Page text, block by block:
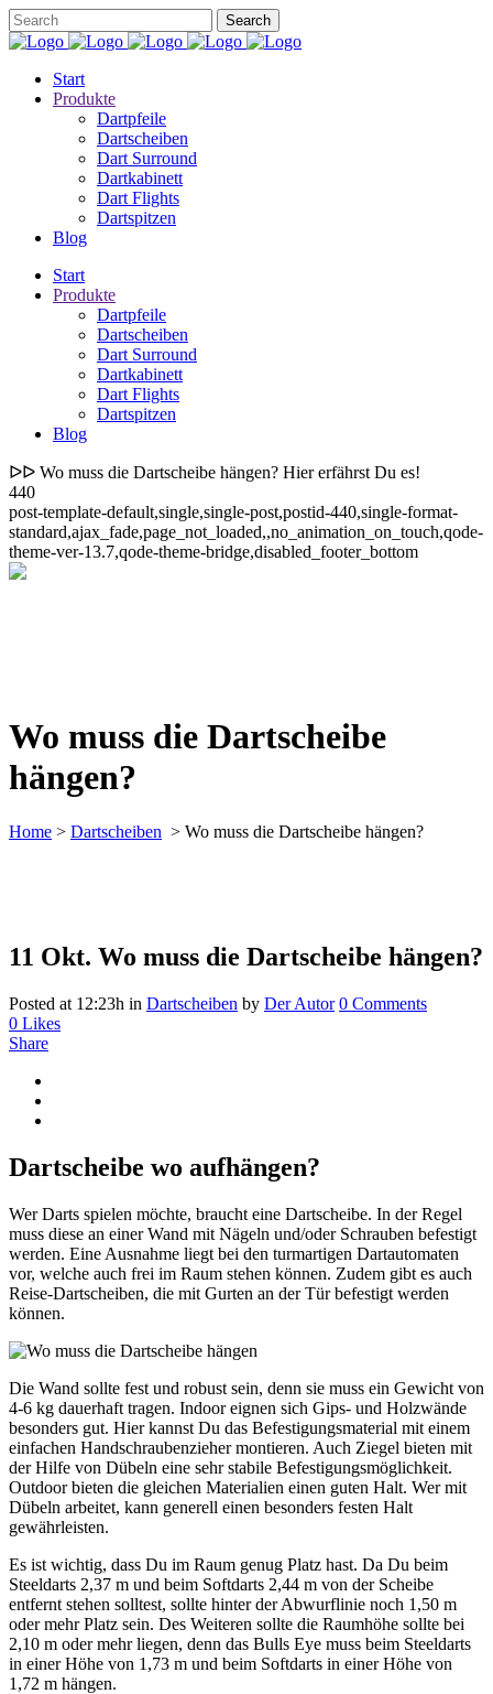
Start
Produkte
Dartpfeile
Dartscheiben
Dart Surround
Dartkabinett
Dart Flights
Dartspitzen
Blog
Start
Produkte
Dartpfeile
Dartscheiben
Dart Surround
Dartkabinett
Dart Flights
Dartspitzen
Blog
ᐅᐅ Wo muss die Dartscheibe hängen? Hier erfährst Du es!
440
post-template-default,single,single-post,postid-440,single-format-
standard,ajax_fade,page_not_loaded,,no_animation_on_touch,qode-
theme-ver-13.7,qode-theme-bridge,disabled_footer_bottom
Wo muss die Dartscheibe
hängen?
Home > Dartscheiben > Wo muss die Dartscheibe hängen?
11 Okt. Wo muss die Dartscheibe hängen?
Posted at 12:23h in Dartscheiben by Der Autor 0 Comments
0 Likes
Share
Dartscheibe wo aufhängen?
Wer Darts spielen möchte, braucht eine Dartscheibe. In der Regel
muss diese an einer Wand mit Nägeln und/oder Schrauben befestigt
werden. Eine Ausnahme liegt bei den turmartigen Dartautomaten
vor, welche auch frei im Raum stehen können. Zudem gibt es auch
Reise-Dartscheiben, die mit Gurten an der Tür befestigt werden
können.
Die Wand sollte fest und robust sein, denn sie muss ein Gewicht von
4-6 kg dauerhaft tragen. Indoor eignen sich Gips- und Holzwände
besonders gut. Hier kannst Du das Befestigungsmaterial mit einem
einfachen Handschraubenzieher montieren. Auch Ziegel bieten mit
der Hilfe von Dübeln eine sehr stabile Befestigungsmöglichkeit.
Outdoor bieten die gleichen Materialien einen guten Halt. Wer mit
Dübeln arbeitet, kann generell einen besonders festen Halt
gewährleisten.
Es ist wichtig, dass Du im Raum genug Platz hast. Da Du beim
Steeldarts 2,37 m und beim Softdarts 2,44 m von der Scheibe
entfernt stehen solltest, sollte hinter der Abwurflinie noch 1,50 m
oder mehr Platz sein. Des Weiteren sollte die Raumhöhe sollte bei
2,10 m oder mehr liegen, denn das Bulls Eye muss beim Steeldarts
in einer Höhe von 1,73 m und beim Softdarts in einer Höhe von
1,72 m hängen.